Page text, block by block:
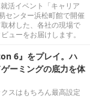
活イベント「キャリア
センター浜松町館で開催
材した、各社の現場で
ューをお届けします。
6』をプレイ。ハ
ーミングの底力を体
スはもちろん最高設定